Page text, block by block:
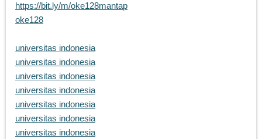
https://bit.ly/m/oke128mantap
oke128
universitas indonesia
universitas indonesia
universitas indonesia
universitas indonesia
universitas indonesia
universitas indonesia
universitas indonesia